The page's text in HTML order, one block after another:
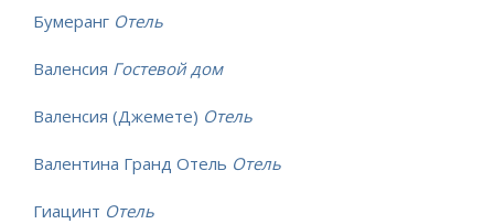
Бумеранг Отель
Валенсия Гостевой дом
Валенсия (Джемете) Отель
Валентина Гранд Отель Отель
Гиацинт Отель